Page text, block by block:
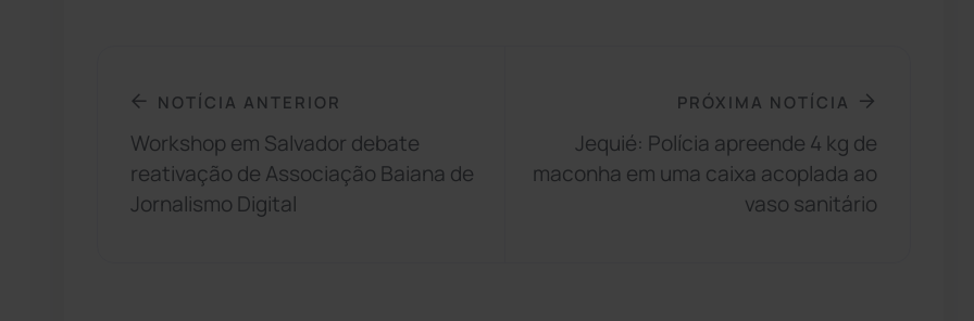
NOTÍCIA ANTERIOR
Workshop em Salvador debate
reativação de Associação Baiana de
Jornalismo Digital
PRÓXIMA NOTÍCIA
Jequié: Polícia apreende 4 kg de
maconha em uma caixa acoplada ao
vaso sanitário